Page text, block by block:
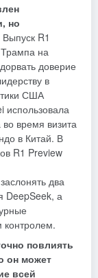
но
Выпуск R1
на
доверие
в
США
использовала
во время визита
в Китай. В
R1 Preview
два
DeepSeek, а
контролем.
повлиять
он может
всей